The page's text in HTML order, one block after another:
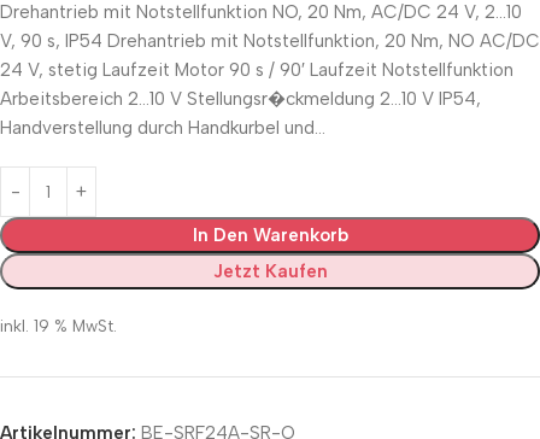
Drehantrieb mit Notstellfunktion NO, 20 Nm, AC/DC 24 V, 2…10
V, 90 s, IP54 Drehantrieb mit Notstellfunktion, 20 Nm, NO AC/DC
24 V, stetig Laufzeit Motor 90 s / 90′ Laufzeit Notstellfunktion
Arbeitsbereich 2…10 V Stellungsr�ckmeldung 2…10 V IP54,
Handverstellung durch Handkurbel und…
In Den Warenkorb
Jetzt Kaufen
inkl. 19 % MwSt.
Artikelnummer: BE-SRF24A-SR-O